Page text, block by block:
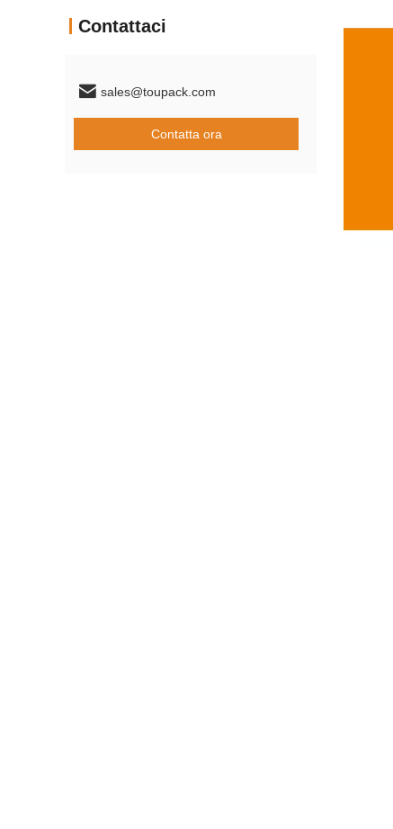
Contattaci
sales@toupack.com
Contatta ora